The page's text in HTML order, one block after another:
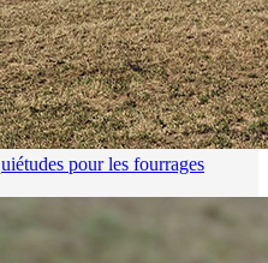
pour les fourrages